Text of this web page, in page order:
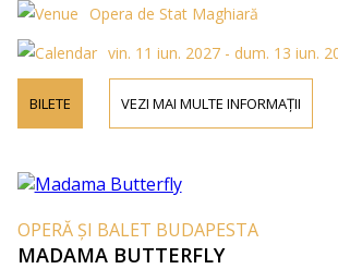
Opera de Stat Maghiară
vin. 11 iun. 2027 - dum. 13 iun.
BILETE VEZI MAI MULTE INFORMAȚII
OPERĂ ȘI BALET BUDAPESTA
MADAMA BUTTERFLY